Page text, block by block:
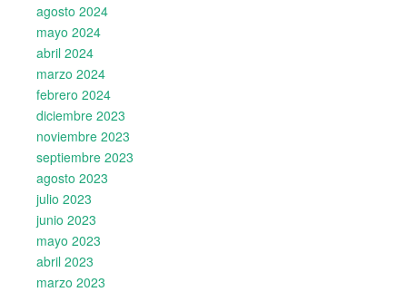
agosto 2024
mayo 2024
abril 2024
marzo 2024
febrero 2024
diciembre 2023
noviembre 2023
septiembre 2023
agosto 2023
julio 2023
junio 2023
mayo 2023
abril 2023
marzo 2023